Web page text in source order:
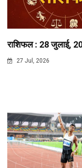
राशिफल : 28 जुलाई,
27 Jul, 2026